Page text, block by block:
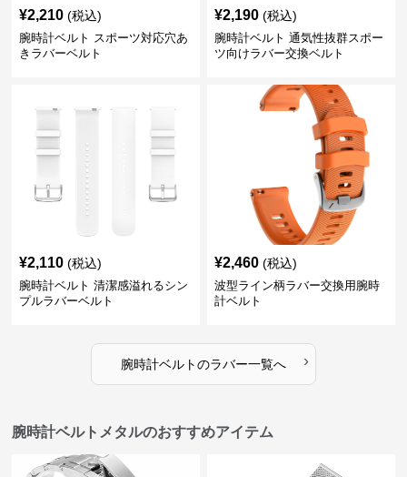
¥2,210 (税込)
腕時計ベルト スポーツ対応穴あ
きラバーベルト
¥2,190 (税込)
腕時計ベルト 通気性抜群スポー
ツ向けラバー交換ベルト
¥2,110 (税込)
腕時計ベルト 清潔感溢れるシン
プルラバーベルト
¥2,460 (税込)
波型ライン柄ラバー交換用腕時
計ベルト
腕時計ベルトのラバー一覧へ ›
腕時計ベルトメタルのおすすめアイテム